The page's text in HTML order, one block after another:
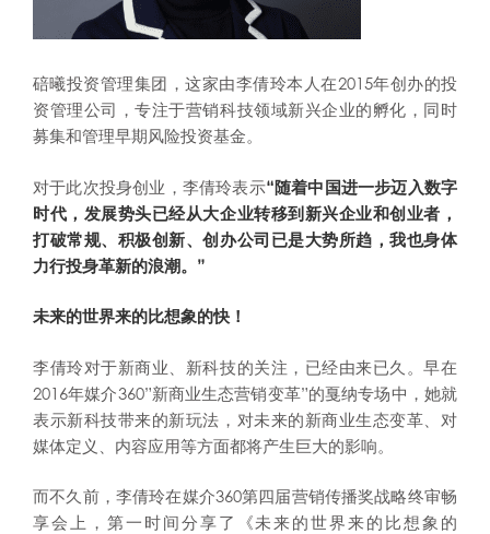
碚曦投资管理集团，这家由李倩玲本人在2015年创办的投
资管理公司，专注于营销科技领域新兴企业的孵化，同时
募集和管理早期风险投资基金。
对于此次投身创业，李倩玲表示“随着中国进一步迈入数字
时代，发展势头已经从大企业转移到新兴企业和创业者，
打破常规、积极创新、创办公司已是大势所趋，我也身体
力行投身革新的浪潮。”
未来的世界来的比想象的快！
李倩玲对于新商业、新科技的关注，已经由来已久。早在
2016年媒介360”新商业生态营销变革”的戛纳专场中，她就
表示新科技带来的新玩法，对未来的新商业生态变革、对
媒体定义、内容应用等方面都将产生巨大的影响。
而不久前，李倩玲在媒介360第四届营销传播奖战略终审畅
享会上，第一时间分享了《未来的世界来的比想象的